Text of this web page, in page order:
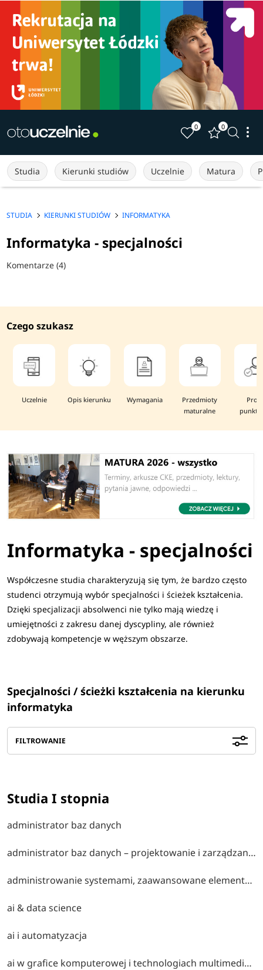
0 0
Studia Kierunki studiów Uczelnie Matura
STUDIA KIERUNKI STUDIÓW INFORMATYKA
Informatyka - specjalności
Komentarze (4)
Czego szukasz
Uczelnie Opis kierunku Wymagania
Przedmioty
maturalne
Informatyka - specjalności
Współczesne studia charakteryzują się tym, że bardzo często
studenci otrzymują wybór specjalności i ścieżek kształcenia.
Dzięki specjalizacji absolwenci nie tylko mają wiedzę i
umiejętności z zakresu danej dyscypliny, ale również
zdobywają kompetencje w węższym obszarze.
Specjalności / ścieżki kształcenia na kierunku
informatyka
FILTROWANIE
Studia I stopnia
administrator baz danych
administrator baz danych – projektowanie i zarządzanie bazami danych, optymalizacja wydajności oraz bezpieczeństwo przechowywania informacji.
administrowanie systemami, zaawansowane elementy administrowania systemami
ai & data science
ai i automatyzacja
ai w grafice komputerowej i technologiach multimedialnych